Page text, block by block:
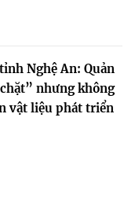
Nghệ An: Quản
nhưng không
vật liệu phát triển